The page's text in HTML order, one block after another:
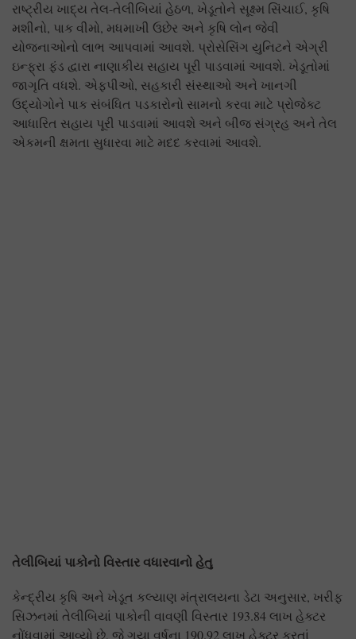
રાષ્ટ્રીય ખાદ્ય તેલ-તેલીબિયાં હેઠળ, ખેડૂતોને સૂક્ષ્મ સિંચાઈ, કૃષિ
મશીનો, પાક વીમો, મધમાખી ઉછેર અને કૃષિ લોન જેવી
યોજનાઓનો લાભ આપવામાં આવશે. પ્રોસેસિંગ યુનિટને એગ્રી
ઇન્ફ્રા ફંડ દ્વારા નાણાકીય સહાય પૂરી પાડવામાં આવશે. ખેડૂતોમાં
જાગૃતિ વધશે. એફપીઓ, સહકારી સંસ્થાઓ અને ખાનગી
ઉદ્યોગોને પાક સંબંધિત પડકારોનો સામનો કરવા માટે પ્રોજેક્ટ
આધારિત સહાય પૂરી પાડવામાં આવશે અને બીજ સંગ્રહ અને તેલ
એકમની ક્ષમતા સુધારવા માટે મદદ કરવામાં આવશે.
તેલીબિયાં પાકોનો વિસ્તાર વધારવાનો હેતુ
કેન્દ્રીય કૃષિ અને ખેડૂત કલ્યાણ મંત્રાલયના ડેટા અનુસાર, ખરીફ
સિઝનમાં તેલીબિયાં પાકોની વાવણી વિસ્તાર 193.84 લાખ હેક્ટર
નોંધવામાં આવ્યો છે, જે ગયા વર્ષના 190.92 લાખ હેક્ટર કરતાં